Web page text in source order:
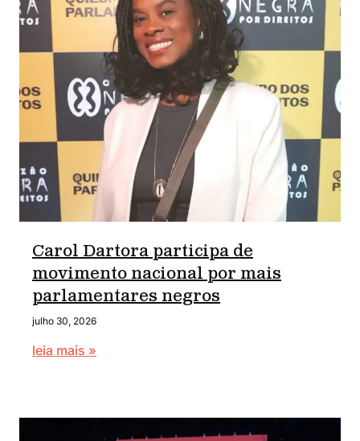
Carol Dartora participa de
movimento nacional por mais
parlamentares negros
julho 30, 2026
leia mais »